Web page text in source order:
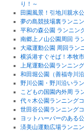
り！～
田園風景！引地川親水
夢の島競技場裏ランニ
平和の森公園 ランニン
南郷上ノ山公園周回 ラ
大蔵運動公園 周回ラン
横浜港すぐそば！本牧
上尾運動公園ランニン
和田堀公園（善福寺川
野川公園・野川沿いラ
こどもの国園内外周 ラ
代々木公園ランニング
世田谷公園ランニング
ヨットハーバーのある
済美山運動広場ランニ